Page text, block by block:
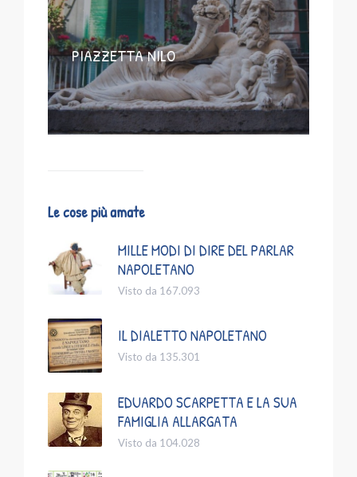
PIAZZETTA NILO
Le cose più amate
MILLE MODI DI DIRE DEL PARLAR
NAPOLETANO
Visto da 167.093
IL DIALETTO NAPOLETANO
Visto da 135.301
EDUARDO SCARPETTA E LA SUA
FAMIGLIA ALLARGATA
Visto da 104.028